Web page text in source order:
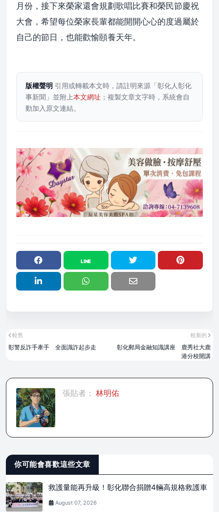
月份，接下來榮家還會規劃歌唱比賽和榮民節慶祝
大會，希望每位榮家長輩都能開開心心的度過屬於
自己的節日，也能歡愉頤養天年。
版權聲明 引用或轉載本文時，請註明來源「彰化人彰化
事新聞」並附上本文網址 ；複製文章文字時，系統會自
動加入原文連結。
較新的
彰化郵局金融知識講座 鹿秀社大鹿
港分校開講
較舊
彰警反詐手牽手 全面識詐起步走
張貼者： 林明佑
你可能會喜歡這些文章
救護量能再升級！彰化聯合捐贈4輛高規格救護車
August 07, 2026